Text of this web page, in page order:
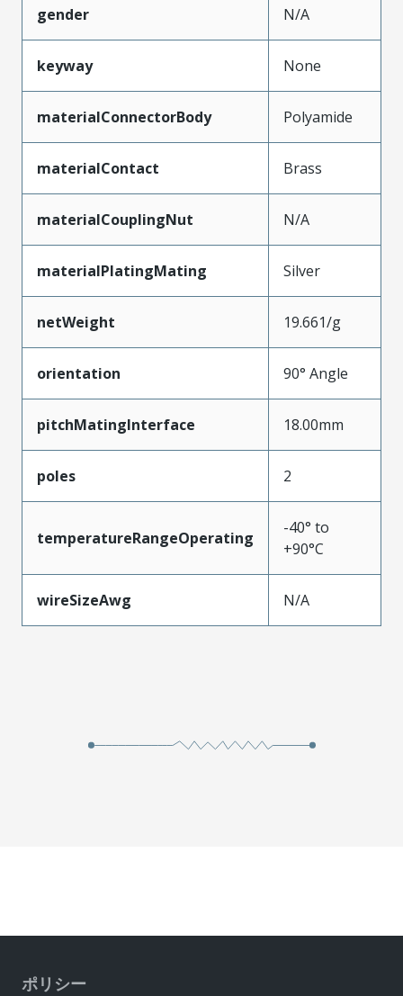
gender N/A
keyway None
materialConnectorBody Polyamide
materialContact Brass
materialCouplingNut N/A
materialPlatingMating Silver
netWeight 19.661/g
orientation 90° Angle
pitchMatingInterface 18.00mm
poles 2
temperatureRangeOperating
-40° to
+90°C
wireSizeAwg N/A
ポリシー